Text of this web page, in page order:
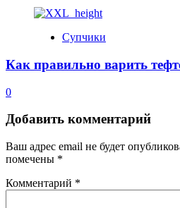
Супчики
Как правильно варить
0
Добавить комментарий
Ваш адрес email не будет
помечены *
Комментарий *